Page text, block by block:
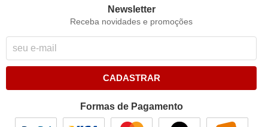
Newsletter
Receba novidades e promoções
CADASTRAR
Formas de Pagamento